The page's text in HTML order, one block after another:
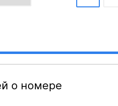
о номере